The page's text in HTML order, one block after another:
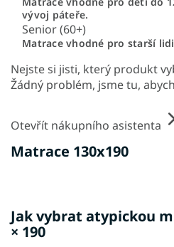
Matrace 130x190
vývoj páteře.
Senior (60+)
Matrace vhodné pro starší
Nejste si jisti, který produkt
Žádný problém, jsme tu,
Otevřít nákupního asistenta
Jak vybrat atypickou
× 190